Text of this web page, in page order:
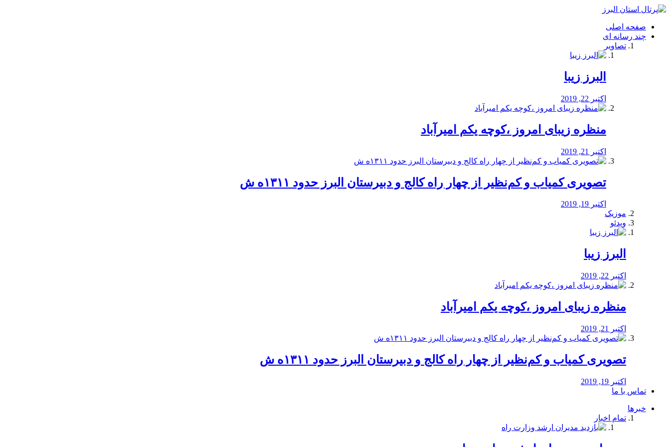
فصد
شرق
تهران
خشکشویی
صفحه اصلی
چند رسانه ای
تصاویر
البرز زیبا
اکتبر 22, 2019
منظره‌‌ زیبای امروز ،کوچه یکم امیرآباد
اکتبر 21, 2019
️تصویری کمیاب و کم‌نظیر از چهار راه كالج و دبيرستان البرز حدود ۱۳۱۱ه ش
اکتبر 19, 2019
موزیک
ویدئو
البرز زیبا
اکتبر 22, 2019
منظره‌‌ زیبای امروز ،کوچه یکم امیرآباد
اکتبر 21, 2019
️تصویری کمیاب و کم‌نظیر از چهار راه كالج و دبيرستان البرز حدود ۱۳۱۱ه ش
اکتبر 19, 2019
تماس با ما
خبرها
تمام اخبار